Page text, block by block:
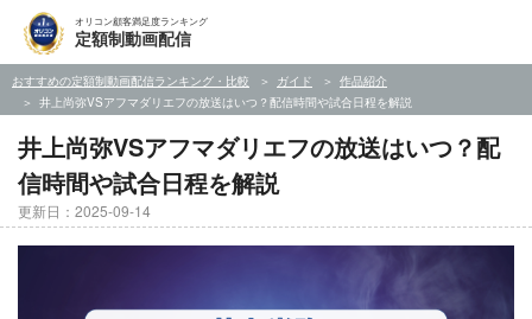
オリコン顧客満足度ランキング
定額制動画配信
おすすめの定額制動画配信ランキング・比較 ガイド
作品紹介
井上尚弥VSアフマダリエフの放送はいつ？配信時間や試合日程を解説
井上尚弥VSアフマダリエフの放送はいつ？配
信時間や試合日程を解説
更新日：2025-09-14